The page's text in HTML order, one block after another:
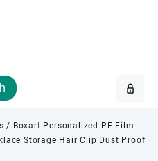
/ Boxart Personalized PE Film
Storage Hair Clip Dust Proof